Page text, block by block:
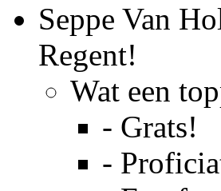
Seppe Van
Regent!
Wat een
- Grats!
-